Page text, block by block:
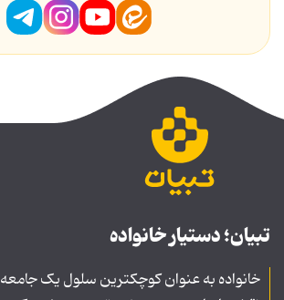
تبیان؛ دستیار خانواده
خانواده به عنوان کوچکترین سلول یک جامعه